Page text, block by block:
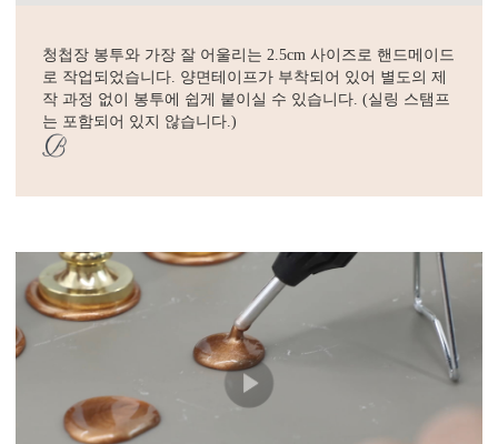
청첩장 봉투와 가장 잘 어울리는 2.5cm 사이즈로 핸드메이드
로 작업되었습니다. 양면테이프가 부착되어 있어 별도의 제
작 과정 없이 봉투에 쉽게 붙이실 수 있습니다. (실링 스탬프
는 포함되어 있지 않습니다.)